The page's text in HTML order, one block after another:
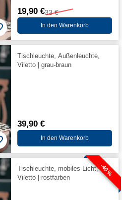
19,90 €33 €
In den Warenkorb
Tischleuchte, Außenleuchte,
Viletto | grau-braun
39,90 €
In den Warenkorb
-40 %
Tischleuchte, mobiles Licht,
Viletto | rostfarben